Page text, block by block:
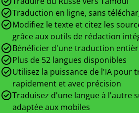
Traduction en ligne, sans
Modifiez le texte et citez les
grâce aux outils de rédaction
Bénéficier d'une traduction
Plus de 52 langues disponibles
Utilisez la puissance de l'IA pour
rapidement et avec précision
Traduisez d'une langue à l'autre
adaptée aux mobiles